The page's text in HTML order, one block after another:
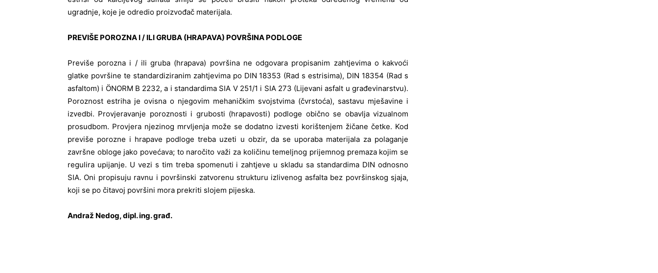
ugradnje, koje je odredio proizvođač materijala.
PREVIŠE POROZNA I / ILI GRUBA (HRAPAVA) POVRŠINA PODLOGE
Previše porozna i / ili gruba (hrapava) površina ne odgovara propisanim zahtjevima o kakvoći
glatke površine te standardiziranim zahtjevima po DIN 18353 (Rad s estrisima), DIN 18354 (Rad s
asfaltom) i ÖNORM B 2232, a i standardima SIA V 251/1 i SIA 273 (Lijevani asfalt u građevinarstvu).
Poroznost estriha je ovisna o njegovim mehaničkim svojstvima (čvrstoća), sastavu mješavine i
izvedbi. Provjeravanje poroznosti i grubosti (hrapavosti) podloge obično se obavlja vizualnom
prosudbom. Provjera njezinog mrvljenja može se dodatno izvesti korištenjem žičane četke. Kod
previše porozne i hrapave podloge treba uzeti u obzir, da se uporaba materijala za polaganje
završne obloge jako povećava; to naročito važi za količinu temeljnog prijemnog premaza kojim se
regulira upijanje. U vezi s tim treba spomenuti i zahtjeve u skladu sa standardima DIN odnosno
SIA. Oni propisuju ravnu i površinski zatvorenu strukturu izlivenog asfalta bez površinskog sjaja,
koji se po čitavoj površini mora prekriti slojem pijeska.
Andraž Nedog, dipl. ing. građ.